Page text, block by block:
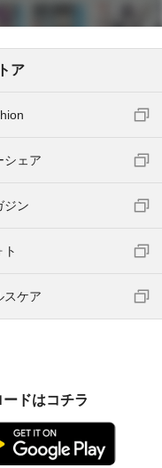
ア
シェア
ジン
ト
スケア
ドはコチラ